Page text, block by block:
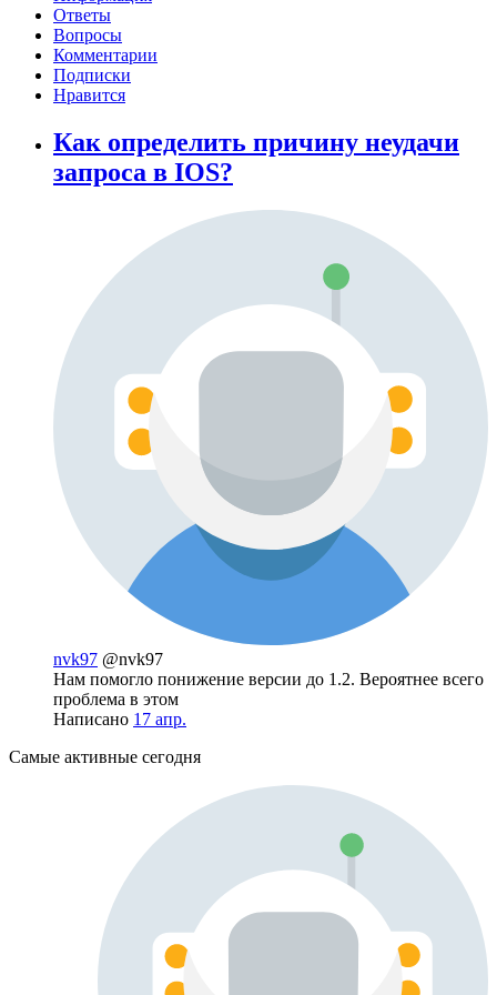
Ответы
Вопросы
Комментарии
Подписки
Нравится
Как определить причину неудачи
запроса в IOS?
nvk97 @nvk97
Нам помогло понижение версии до 1.2. Вероятнее всего
проблема в этом
Написано 17 апр.
Самые активные сегодня